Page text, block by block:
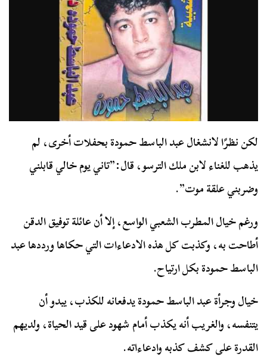
لكن نظرًا لانشغال عبد الباسط حمودة بحفلات أخرى، لم
يذهب للغناء لابن ملك الترسو، قال:”تاني يوم خالي قابلني
وضربني علقة موت”.
ورغم خيال المطرب الشعبي الواسع، إلا أن عائلة توفيق الدقن
أطاحت به، وكذبت كل هذه الادعاءات التي حكاها ورددها عبد
الباسط حمودة بكل ارتياح.
خيال وجرأة عبد الباسط حمودة يدفعانه للكذب، يبدو أن
يتنفسه، والغريب أنه يكذب أمام شهود على قيد الحياة، ولديهم
القدرة على كشف كذبه وادعاءاته.